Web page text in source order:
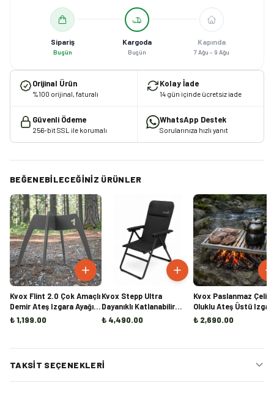
Sipariş
Bugün
Kargoda
Bugün
Kapında
7 Ağu – 9 Ağu
Orijinal Ürün
%100 orijinal, faturalı
Kolay İade
14 gün içinde ücretsiz iade
Güvenli Ödeme
256-bit SSL ile korumalı
WhatsApp Destek
Sorularınıza hızlı yanıt
BEĞENEBILECEĞINIZ ÜRÜNLER
Kvox Flint 2.0 Çok Amaçlı
Demir Ateş Izgara Ayağı |
Mangal, Ocak ve Şömine
₺ 1,199.00
Kvox Stepp Ultra
Dayanıklı Katlanabilir
Kamp Sandalyesi
₺ 4,490.00
Kvox Paslanmaz Çelik
Oluklu Ateş Üstü
₺ 2,690.00
TAKSIT SEÇENEKLERI